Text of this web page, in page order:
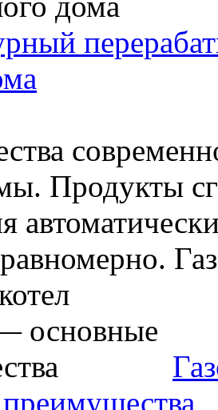
Продукты